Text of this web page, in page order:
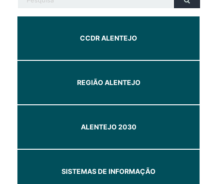
CCDR ALENTEJO
REGIÃO ALENTEJO
ALENTEJO 2030
SISTEMAS DE INFORMAÇÃO